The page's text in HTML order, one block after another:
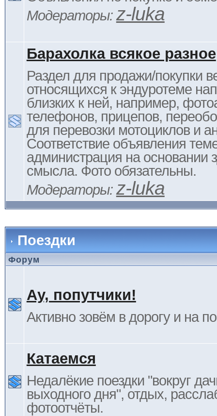
Модераторы: z-luka
Барахолка всякое разное
Раздел для продажи/покупки
относящихся к эндуротеме
близких к ней, например,
телефонов, прицепов,
для перевозки мотоциклов и
Соответствие объявления
администрация на основании
смысла. Фото обязательны.
Модераторы: z-luka
Поездки
Форум
Ау, попутчики!
Активно зовём в дорогу и на
Катаемся
Недалёкие поездки "вокруг
выходного дня", отдых,
фотоотчёты.